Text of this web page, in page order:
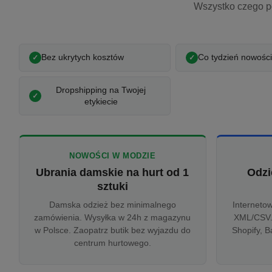
Wszystko czego
Bez ukrytych kosztów Co tydzień nowości
Dropshipping na Twojej
etykiecie
NOWOŚCI W MODZIE
Ubrania damskie na hurt od 1
sztuki
Damska odzież bez minimalnego
zamówienia. Wysyłka w 24h z magazynu
w Polsce. Zaopatrz butik bez wyjazdu do
centrum hurtowego.
XML/
Shopify,